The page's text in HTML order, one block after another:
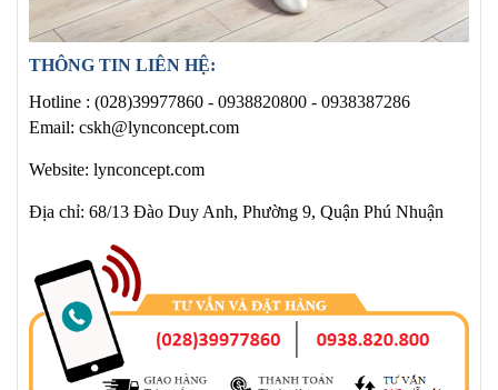
THÔNG TIN LIÊN HỆ:
Hotline : (028)39977860 - 0938820800 - 0938387286
Email: cskh@lynconcept.com
Website: lynconcept.com
Địa chỉ: 68/13 Đào Duy Anh, Phường 9, Quận Phú Nhuận